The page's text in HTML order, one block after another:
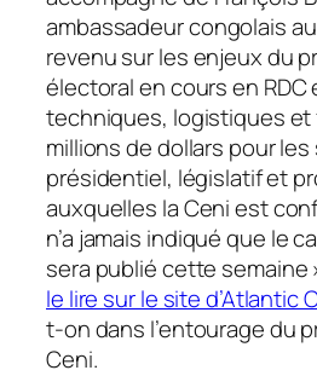
ambassadeur congolais
revenu sur les enjeux du
électoral en cours en
techniques, logistiques et
millions de dollars pour
présidentiel, législatif et
auxquelles la Ceni est
n’a jamais indiqué que le
sera publié cette semaine
le lire sur le site d’Atlantic
t-on dans l’entourage du
Ceni.